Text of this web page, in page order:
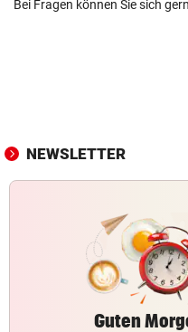
Bei Fragen können Sie sich
NEWSLETTER
Guten